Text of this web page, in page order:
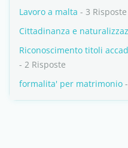
Lavoro a malta - 3 Risposte
Cittadinanza e
Riconoscimento titoli
- 2 Risposte
formalita' per matrimonio